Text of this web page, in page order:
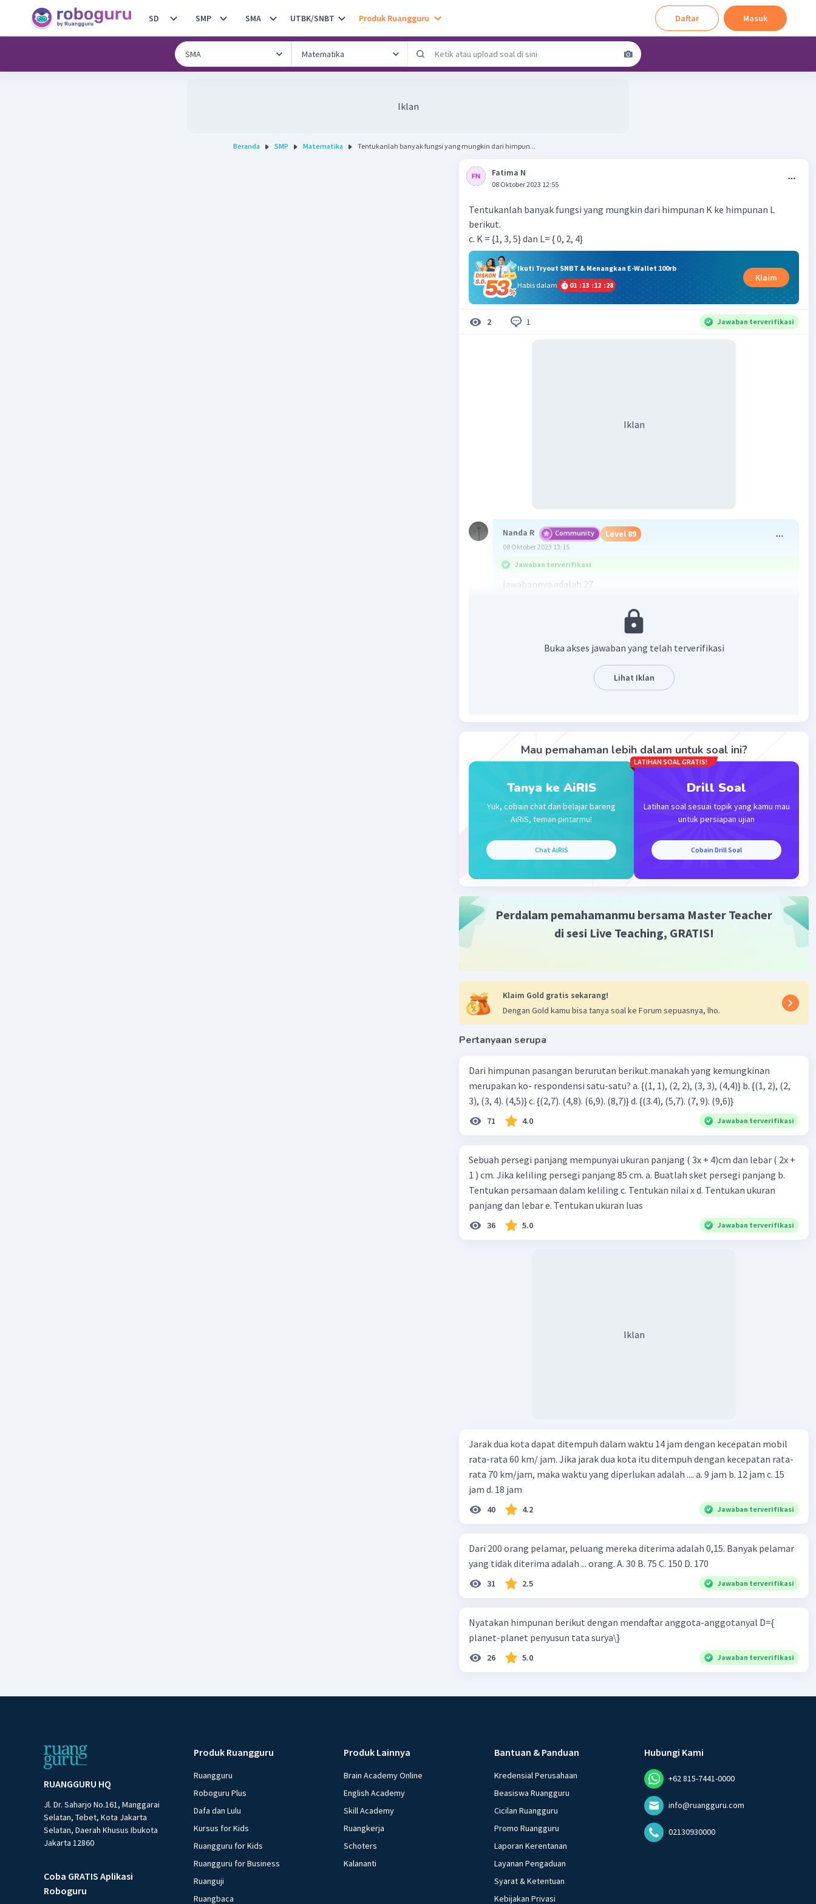
SD SMP SMA UTBK/SNBT Produk Ruangguru Daftar Masuk
Iklan
Beranda SMP Matematika Tentukanlah banyak fungsi yang mungkin dari himpun...
Fatima N
08 Oktober 2023 12:55
Tentukanlah banyak fungsi yang mungkin dari himpunan K ke himpunan L
berikut.
c. K = {1, 3, 5} dan L= { 0, 2, 4}
Ikuti Tryout SNBT & Menangkan E-Wallet 100rb
Habis dalam
01 :13 :12 :28
Klaim
2 1 Jawaban terverifikasi
Iklan
Nanda R Community Level 89
08 Oktober 2023 13:15
Jawaban terverifikasi
jawabannya adalah 27.
Banyak fungsi = n(L)^n(K) = 3³ = 27.
Beri Rating· 0.0(0) Balas
Iklan
Buka akses jawaban yang telah terverifikasi
Lihat Iklan
Mau pemahaman lebih dalam untuk soal ini?
Tanya ke AiRIS
Yuk, cobain chat dan belajar bareng
AiRIS, teman pintarmu!
Chat AiRIS
LATIHAN SOAL GRATIS!
Drill Soal
Latihan soal sesuai topik yang kamu mau
untuk persiapan ujian
Cobain Drill Soal
Perdalam pemahamanmu bersama Master Teacher
di sesi Live Teaching, GRATIS!
Klaim Gold gratis sekarang!
Dengan Gold kamu bisa tanya soal ke Forum sepuasnya, lho.
Pertanyaan serupa
Dari himpunan pasangan berurutan berikut.manakah yang kemungkinan
merupakan ko- respondensi satu-satu? a. {(1, 1), (2, 2), (3, 3), (4,4)} b. {(1, 2), (2,
3), (3, 4). (4,5)} c. {(2,7). (4,8). (6,9). (8,7)} d. {(3.4), (5,7). (7, 9). (9,6)}
71 4.0 Jawaban terverifikasi
Sebuah persegi panjang mempunyai ukuran panjang ( 3x + 4)cm dan lebar ( 2x +
1 ) cm. Jika keliling persegi panjang 85 cm. a. Buatlah sket persegi panjang b.
Tentukan persamaan dalam keliling c. Tentukan nilai x d. Tentukan ukuran
panjang dan lebar e. Tentukan ukuran luas
36 5.0 Jawaban terverifikasi
Iklan
Jarak dua kota dapat ditempuh dalam waktu 14 jam dengan kecepatan mobil
rata-rata 60 km/ jam. Jika jarak dua kota itu ditempuh dengan kecepatan rata-
rata 70 km/jam, maka waktu yang diperlukan adalah .... a. 9 jam b. 12 jam c. 15
jam d. 18 jam
40 4.2 Jawaban terverifikasi
Dari 200 orang pelamar, peluang mereka diterima adalah 0,15. Banyak pelamar
yang tidak diterima adalah ... orang. A. 30 B. 75 C. 150 D. 170
31 2.5 Jawaban terverifikasi
Nyatakan himpunan berikut dengan mendaftar anggota-anggotanyal D={
planet-planet penyusun tata surya\}
26 5.0 Jawaban terverifikasi
RUANGGURU HQ
Jl. Dr. Saharjo No.161, Manggarai
Selatan, Tebet, Kota Jakarta
Selatan, Daerah Khusus Ibukota
Jakarta 12860
Coba GRATIS Aplikasi
Roboguru
Produk Ruangguru
Ruangguru
Roboguru Plus
Dafa dan Lulu
Kursus for Kids
Ruangguru for Kids
Ruangguru for Business
Ruanguji
Ruangbaca
Produk Lainnya
Brain Academy Online
English Academy
Skill Academy
Ruangkerja
Schoters
Kalananti
Bantuan & Panduan
Kredensial Perusahaan
Beasiswa Ruangguru
Cicilan Ruangguru
Promo Ruangguru
Laporan Kerentanan
Layanan Pengaduan
Syarat & Ketentuan
Kebijakan Privasi
Hubungi Kami
+62 815-7441-0000
info@ruangguru.com
02130930000